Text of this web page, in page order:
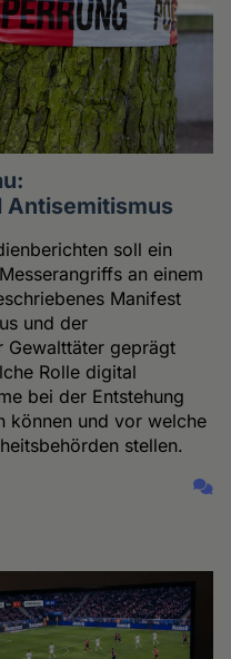
Antisemitismus
soll ein
an einem
Manifest
und der
Gewalttäter geprägt
Rolle digital
bei der Entstehung
können und vor welche
stellen.